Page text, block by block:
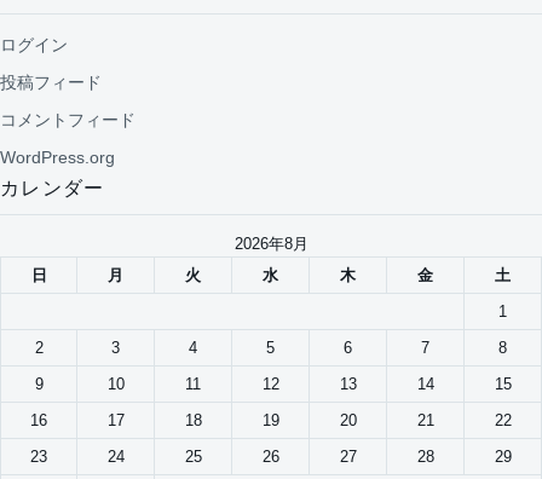
ログイン
投稿フィード
コメントフィード
WordPress.org
カレンダー
2026年8月
日
月 火 水 木 金
土
1
2
3 4 5 6 7
8
9
10 11 12 13 14
15
16
17 18 19 20 21
22
23
24 25 26 27 28 29